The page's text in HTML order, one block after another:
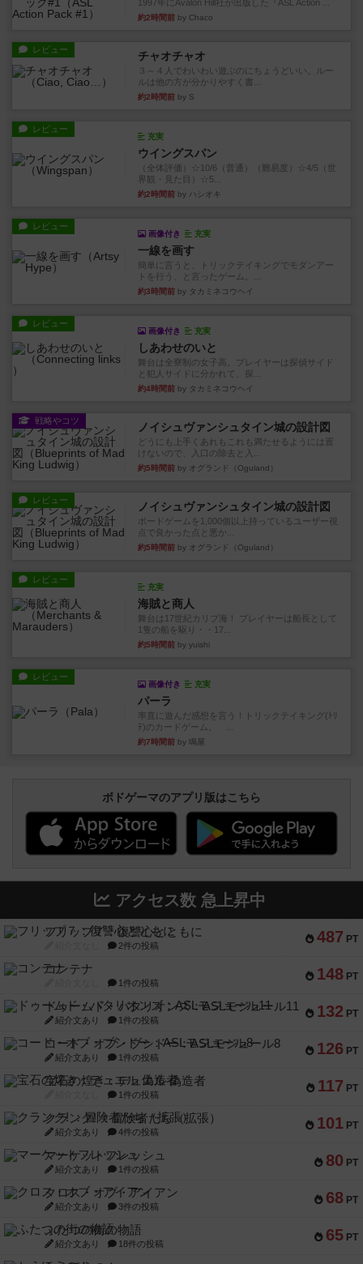
1997年にAvalon Hill社が出版した『ASL Action ...
約2時間前 by Chaco
レビュー チャオチャオ
３～４人でわいわい遊ぶのにちょうどいい。ルー
ルは他の方が分かりやすく書...
約2時間前 by S
レビュー
充実
ウイングスパン
（全体評価）☆10/6（普通）（難易度）☆4/5（世
界観・見た目）☆5...
約2時間前 by ハシオキ
レビュー
画像付き 充実
一線を画す
簡単に言うと、トリックテイキングでモダンアー
トを行う、と言ったゲーム。...
約3時間前 by タカミネコウヘイ
レビュー
画像付き 充実
しあわせのいと
舞台は全寮制の女子高。プレイヤーは探偵サイド
と犯人サイドに分かれて、探...
約4時間前 by タカミネコウヘイ
戦略やコツ ノイシュヴァンシュタイン城の設計図
どうにも上手くあれもこれも満たせるようには置
けないので、入口の除去と入...
約5時間前 by オグランド（Oguland）
レビュー ノイシュヴァンシュタイン城の設計図
ボードゲームを1,000個以上持っているユーザー視
点で良かった点と悪か...
約5時間前 by オグランド（Oguland）
レビュー
充実
海賊と商人
舞台は17世紀カリブ海！ プレイヤーは船長として
1隻の船を駆り・・17...
約5時間前 by yuishi
レビュー
画像付き 充実
パーラ
率直に遊んだ感想を言う！トリックテイキング(ﾄﾘ
ﾃ)のカードゲーム。 ...
約7時間前 by 鳴屋
ボドゲーマのアプリ版はこちら
アクセス数 急上昇中
487 PT
フリップ７：復讐心とともに
2件の投稿
148 PT
コンテナ
1件の投稿
132 PT
ドゥームド・バタリオンズ：ASLモジュール11
紹介文あり 1件の投稿
126 PT
コード・オブ・ブシドー：ASLモジュール8
紹介文あり 1件の投稿
117 PT
宝石の煌き：デュエル 偽造者
1件の投稿
101 PT
クランク! ：冒険者たち（拡張）
紹介文あり 4件の投稿
80 PT
マーケットフレッシュ
紹介文あり 1件の投稿
68 PT
クロス・オブ・アイアン
紹介文あり 3件の投稿
65 PT
ふたつの街の物語
紹介文あり 18件の投稿